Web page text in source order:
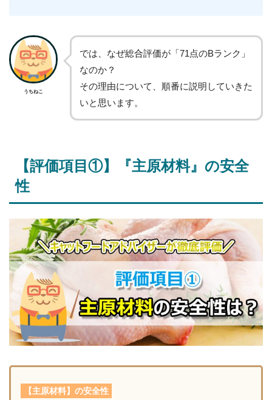
うちねこ
では、なぜ総合評価が「71点のBランク」
なのか？
その理由について、順番に説明していきた
いと思います。
【評価項目①】『主原材料』の安全
性
【主原材料】の安全性